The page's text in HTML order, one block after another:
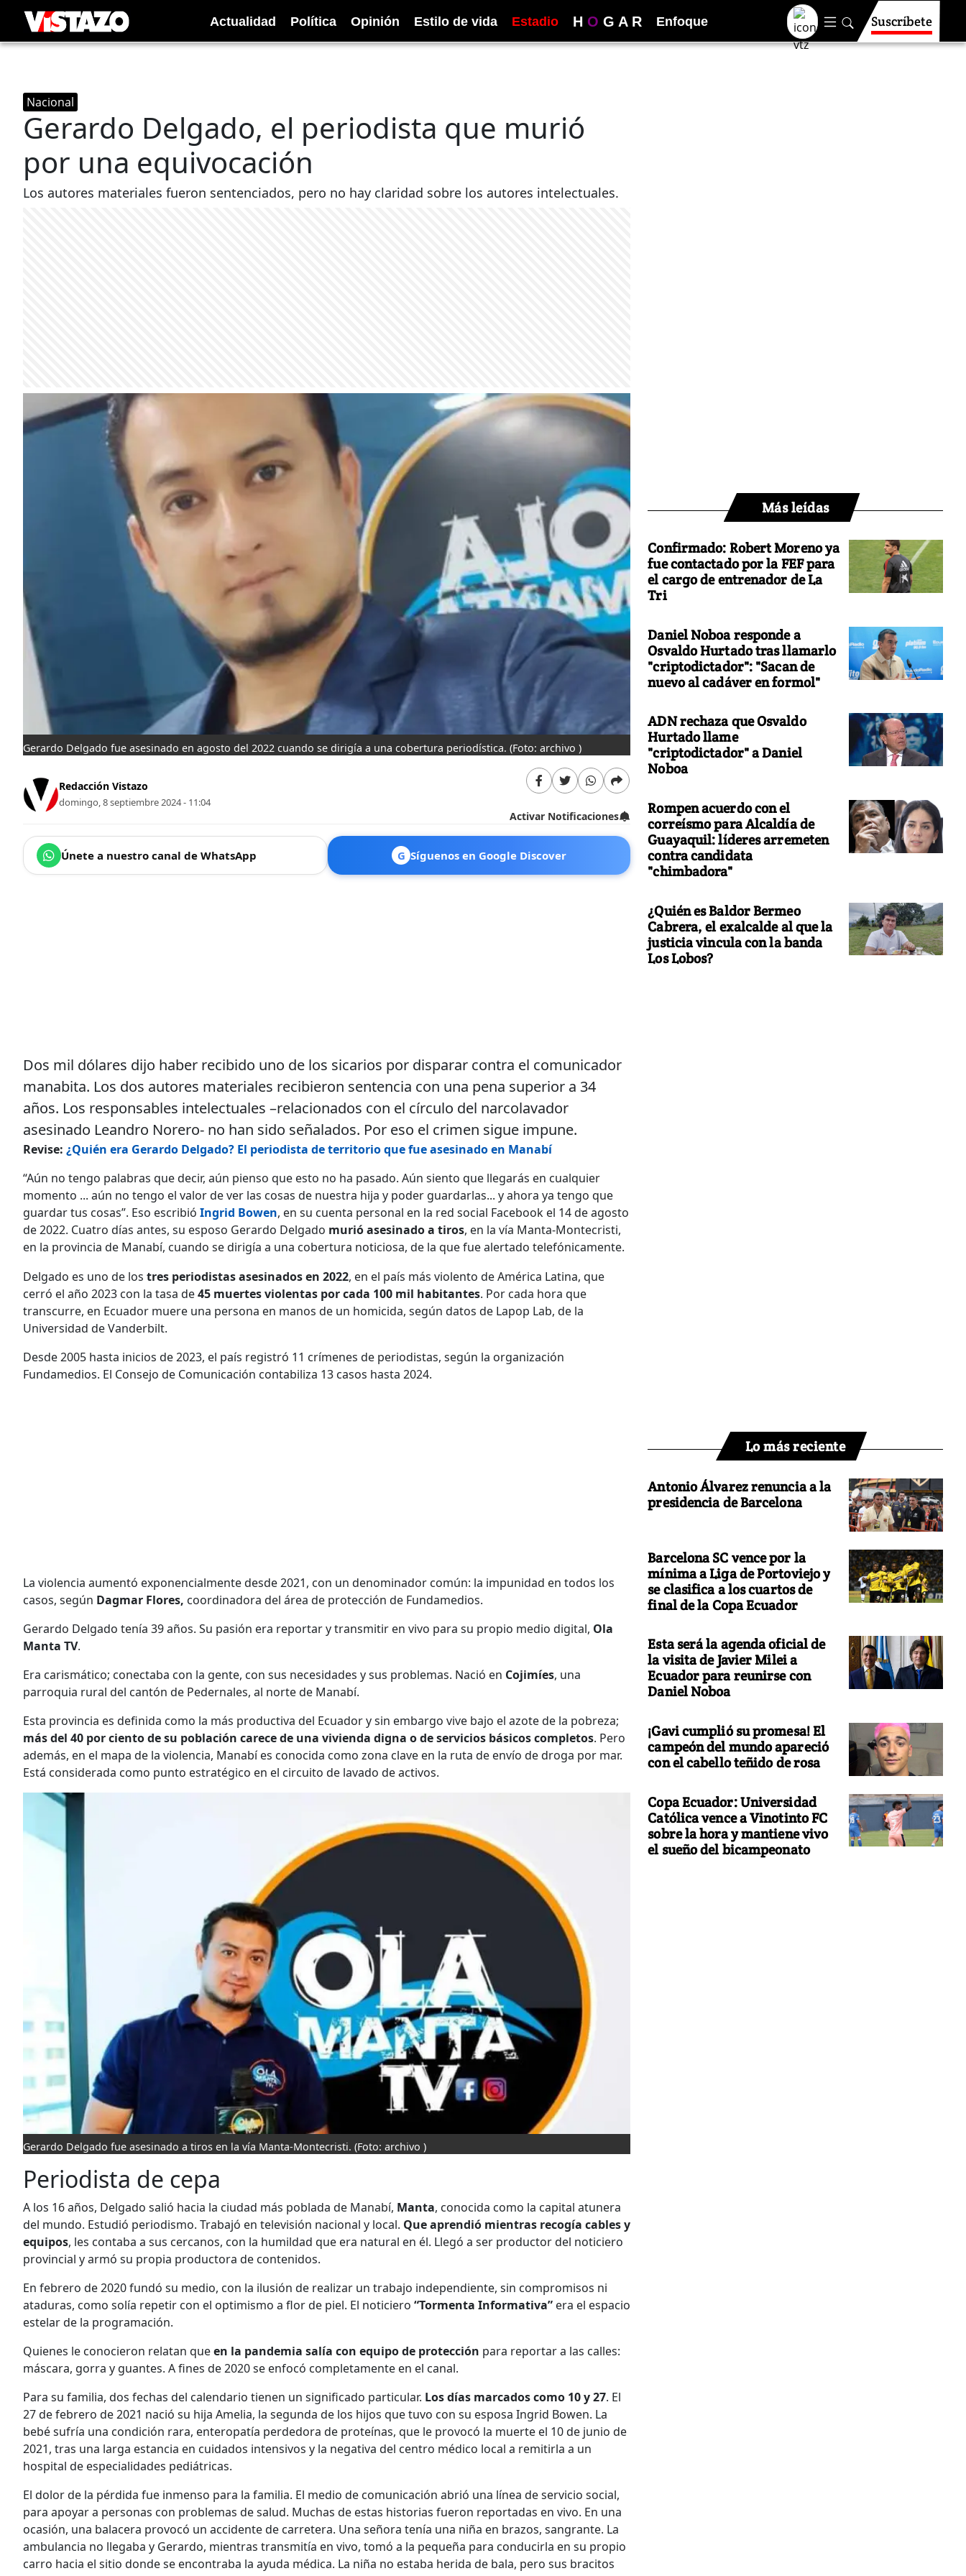
Actualidad Política Opinión Estilo de vida Estadio H O G A R Enfoque Suscríbete
Nacional
Gerardo Delgado, el periodista que murió
por una equivocación
Los autores materiales fueron sentenciados, pero no hay claridad sobre los autores intelectuales.
Gerardo Delgado fue asesinado en agosto del 2022 cuando se dirigía a una cobertura periodística. (Foto: archivo )
Redacción Vistazo
domingo, 8 septiembre 2024 - 11:04
Activar Notificaciones
Únete a nuestro canal de WhatsApp G Síguenos en Google Discover
Dos mil dólares dijo haber recibido uno de los sicarios por disparar contra el comunicador
manabita. Los dos autores materiales recibieron sentencia con una pena superior a 34
años. Los responsables intelectuales –relacionados con el círculo del narcolavador
asesinado Leandro Norero- no han sido señalados. Por eso el crimen sigue impune.
Revise: ¿Quién era Gerardo Delgado? El periodista de territorio que fue asesinado en Manabí
“Aún no tengo palabras que decir, aún pienso que esto no ha pasado. Aún siento que llegarás en cualquier
momento ... aún no tengo el valor de ver las cosas de nuestra hija y poder guardarlas... y ahora ya tengo que
guardar tus cosas”. Eso escribió Ingrid Bowen, en su cuenta personal en la red social Facebook el 14 de agosto
de 2022. Cuatro días antes, su esposo Gerardo Delgado murió asesinado a tiros, en la vía Manta-Montecristi,
en la provincia de Manabí, cuando se dirigía a una cobertura noticiosa, de la que fue alertado telefónicamente.
Delgado es uno de los tres periodistas asesinados en 2022, en el país más violento de América Latina, que
cerró el año 2023 con la tasa de45 muertes violentas por cada 100 mil habitantes. Por cada hora que
transcurre, en Ecuador muere una persona en manos de un homicida, según datos de Lapop Lab, de la
Universidad de Vanderbilt.
Desde 2005 hasta inicios de 2023, el país registró 11 crímenes de periodistas, según la organización
Fundamedios. El Consejo de Comunicación contabiliza 13 casos hasta 2024.
La violencia aumentó exponencialmente desde 2021, con un denominador común: la impunidad en todos los
casos, según Dagmar Flores, coordinadora del área de protección de Fundamedios.
Gerardo Delgado tenía 39 años. Su pasión era reportar y transmitir en vivo para su propio medio digital, Ola
Manta TV.
Era carismático; conectaba con la gente, con sus necesidades y sus problemas. Nació en Cojimíes, una
parroquia rural del cantón de Pedernales, al norte de Manabí.
Esta provincia es definida como la más productiva del Ecuador y sin embargo vive bajo el azote de la pobreza;
más del 40 por ciento de su población carece de una vivienda digna o de servicios básicos completos. Pero
además, en el mapa de la violencia, Manabí es conocida como zona clave en la ruta de envío de droga por mar.
Está considerada como punto estratégico en el circuito de lavado de activos.
Gerardo Delgado fue asesinado a tiros en la vía Manta-Montecristi. (Foto: archivo )
Periodista de cepa
A los 16 años, Delgado salió hacia la ciudad más poblada de Manabí, Manta, conocida como la capital atunera
del mundo. Estudió periodismo. Trabajó en televisión nacional y local. Que aprendió mientras recogía cables y
equipos, les contaba a sus cercanos, con la humildad que era natural en él. Llegó a ser productor del noticiero
provincial y armó su propia productora de contenidos.
En febrero de 2020 fundó su medio, con la ilusión de realizar un trabajo independiente, sin compromisos ni
ataduras, como solía repetir con el optimismo a flor de piel. El noticiero “Tormenta Informativa” era el espacio
estelar de la programación.
Quienes le conocieron relatan queen la pandemia salía con equipo de protección para reportar a las calles:
máscara, gorra y guantes. A fines de 2020 se enfocó completamente en el canal.
Para su familia, dos fechas del calendario tienen un significado particular. Los días marcados como 10 y 27. El
27 de febrero de 2021 nació su hija Amelia, la segunda de los hijos que tuvo con su esposa Ingrid Bowen. La
bebé sufría una condición rara, enteropatía perdedora de proteínas, que le provocó la muerte el 10 de junio de
2021, tras una larga estancia en cuidados intensivos y la negativa del centro médico local a remitirla a un
hospital de especialidades pediátricas.
El dolor de la pérdida fue inmenso para la familia. El medio de comunicación abrió una línea de servicio social,
para apoyar a personas con problemas de salud. Muchas de estas historias fueron reportadas en vivo. En una
ocasión, una balacera provocó un accidente de carretera. Una señora tenía una niña en brazos, sangrante. La
ambulancia no llegaba y Gerardo, mientras transmitía en vivo, tomó a la pequeña para conducirla en su propio
carro hacia el sitio donde se encontraba la ayuda médica. La niña no estaba herida de bala, pero sus bracitos
Más leídas
Confirmado: Robert Moreno ya
fue contactado por la FEF para
el cargo de entrenador de La
Tri
Daniel Noboa responde a
Osvaldo Hurtado tras llamarlo
"criptodictador": "Sacan de
nuevo al cadáver en formol"
ADN rechaza que Osvaldo
Hurtado llame
"criptodictador" a Daniel
Noboa
Rompen acuerdo con el
correísmo para Alcaldía de
Guayaquil: líderes arremeten
contra candidata
"chimbadora"
¿Quién es Baldor Bermeo
Cabrera, el exalcalde al que la
justicia vincula con la banda
Los Lobos?
Lo más reciente
Antonio Álvarez renuncia a la
presidencia de Barcelona
Barcelona SC vence por la
mínima a Liga de Portoviejo y
se clasifica a los cuartos de
final de la Copa Ecuador
Esta será la agenda oficial de
la visita de Javier Milei a
Ecuador para reunirse con
Daniel Noboa
¡Gavi cumplió su promesa! El
campeón del mundo apareció
con el cabello teñido de rosa
Copa Ecuador: Universidad
Católica vence a Vinotinto FC
sobre la hora y mantiene vivo
el sueño del bicampeonato